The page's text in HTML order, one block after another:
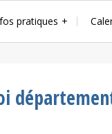
pratiques